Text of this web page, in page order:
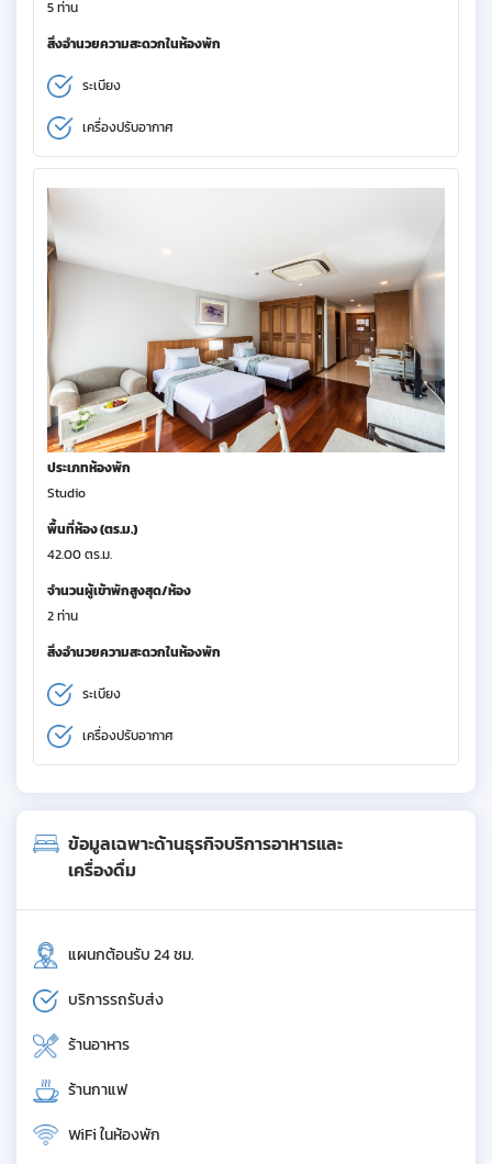
5 ท่าน
สิ่งอำนวยความสะดวกในห้องพัก
ระเบียง
เครื่องปรับอากาศ
ประเภทห้องพัก
Studio
พื้นที่ห้อง (ตร.ม.)
42.00 ตร.ม.
จำนวนผู้เข้าพักสูงสุด/ห้อง
2 ท่าน
สิ่งอำนวยความสะดวกในห้องพัก
ระเบียง
เครื่องปรับอากาศ
ข้อมูลเฉพาะด้านธุรกิจบริการอาหารและ
เครื่องดื่ม
แผนกต้อนรับ 24 ชม.
บริการรถรับส่ง
ร้านอาหาร
ร้านกาแฟ
WiFi ในห้องพัก